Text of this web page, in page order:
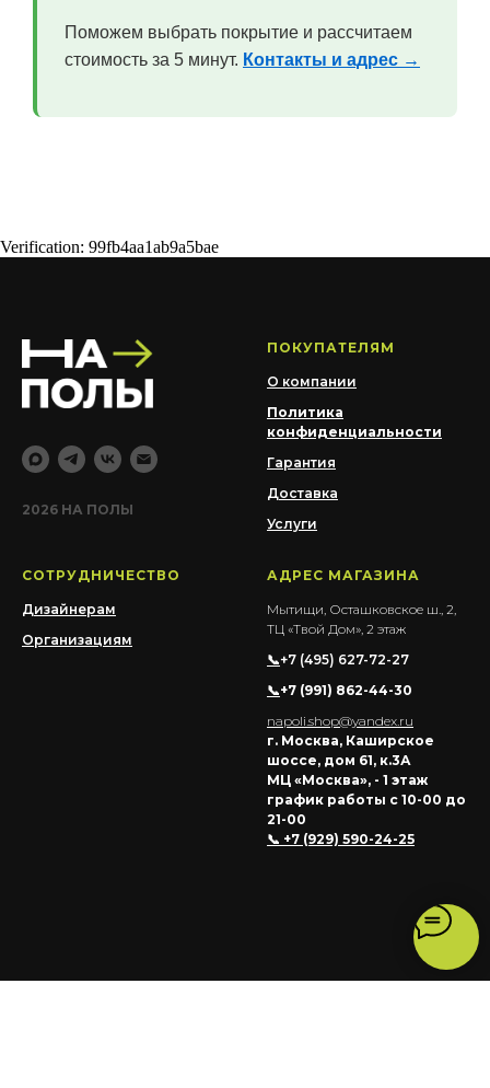
Поможем выбрать покрытие и рассчитаем
стоимость за 5 минут. Контакты и адрес →
Verification: 99fb4aa1ab9a5bae
2026 НА ПОЛЫ
ПОКУПАТЕЛЯМ
О компании
Политика
конфиденциальности
Гарантия
Доставка
Услуги
СОТРУДНИЧЕСТВО
Дизайнерам
Организациям
АДРЕС МАГАЗИНА
Мытищи, Осташковское ш., 2,
ТЦ «Твой Дом», 2 этаж
📞+7 (495) 627-72-27
📞+7 (991) 862-44-30
napoli.shop@yandex.ru
г. Москва, Каширское
шоссе, дом 61, к.3А
МЦ «Москва», - 1 этаж
график работы с 10-00 до
21-00
📞 +7 (929) 590-24-25